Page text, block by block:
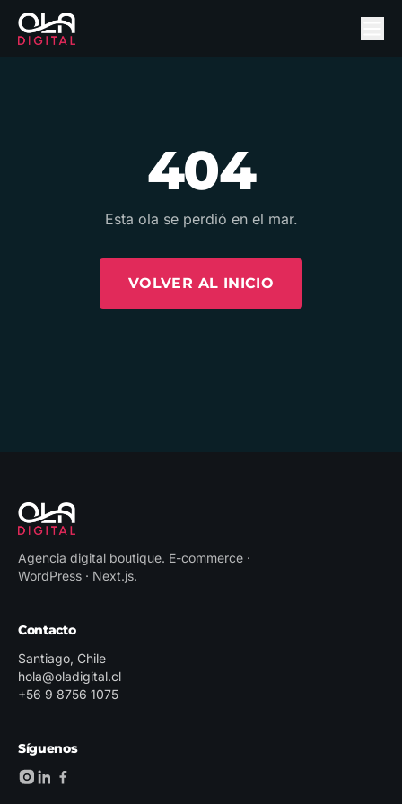
404
Esta ola se perdió en el mar.
VOLVER AL INICIO
Agencia digital boutique. E-commerce ·
WordPress · Next.js.
Contacto
Santiago, Chile
hola@oladigital.cl
+56 9 8756 1075
Síguenos